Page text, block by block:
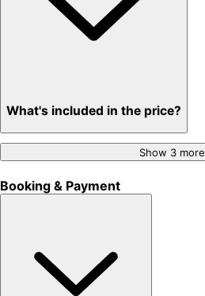
What's included in the price?
Show 3 more
Booking & Payment